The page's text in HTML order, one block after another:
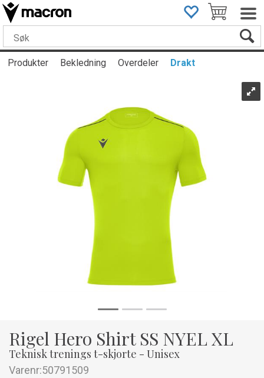
Produkter Bekledning Overdeler Drakt
Rigel Hero Shirt SS NYEL XL
Teknisk trenings t-skjorte - Unisex
Varenr:50791509